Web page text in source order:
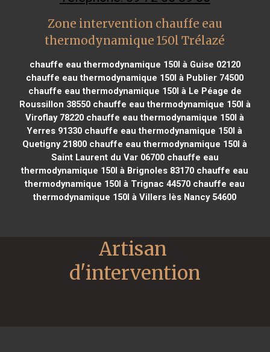
Zone intervention chauffe eau
thermodynamique 150l Trélazé
chauffe eau thermodynamique 150l à Guise 02120
chauffe eau thermodynamique 150l à Publier 74500
chauffe eau thermodynamique 150l à Le Péage de
Roussillon 38550chauffe eau thermodynamique 150l à
Viroflay 78220 chauffe eau thermodynamique 150l à
Yerres 91330 chauffe eau thermodynamique 150l à
Quetigny 21800 chauffe eau thermodynamique 150l à
Saint Laurent du Var 06700chauffe eau
thermodynamique 150l à Brignoles 83170 chauffe eau
thermodynamique 150l à Trignac 44570 chauffe eau
thermodynamique 150l à Villers lès Nancy 54600
Artisan
d'intervention